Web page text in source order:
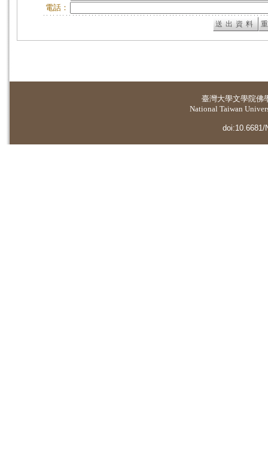
電話：
臺灣大學文學院佛
National Taiwan
doi:10.6681/